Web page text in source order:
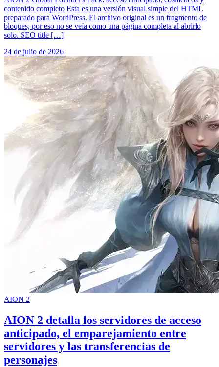
contenido completo Esta es una versión visual simple del HTML
preparado para WordPress. El archivo original es un fragmento de
bloques, por eso no se veía como una página completa al abrirlo
solo. SEO title […]
24 de julio de 2026
AION 2
AION 2 detalla los servidores de acceso
anticipado, el emparejamiento entre
servidores y las transferencias de
personajes